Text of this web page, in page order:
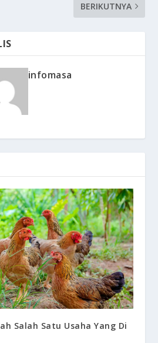
BERIKUTNYA
infomasa
Salah Satu Usaha Yang Di